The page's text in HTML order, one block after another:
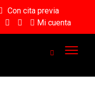
Con cita previa
Mi cuenta